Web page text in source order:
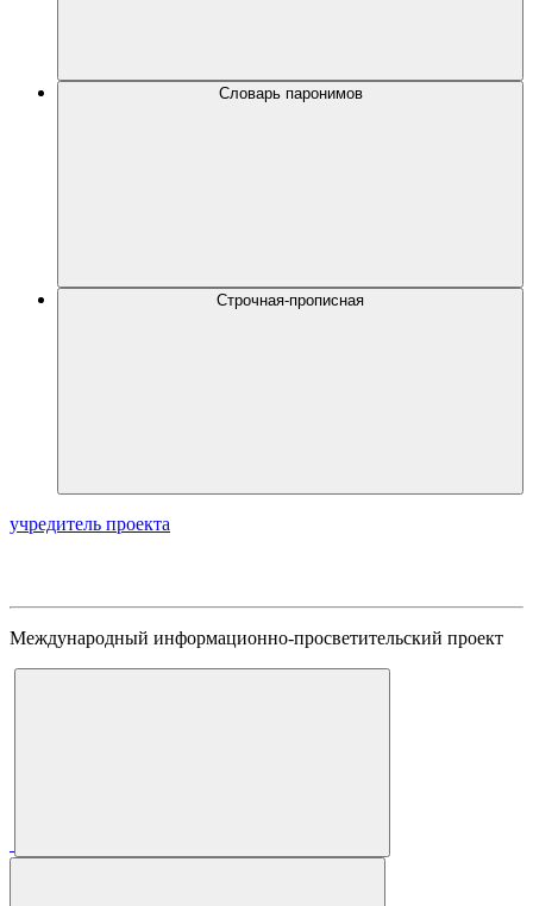
Словарь паронимов
Строчная-прописная
учредитель проекта
Международный информационно-просветительский проект